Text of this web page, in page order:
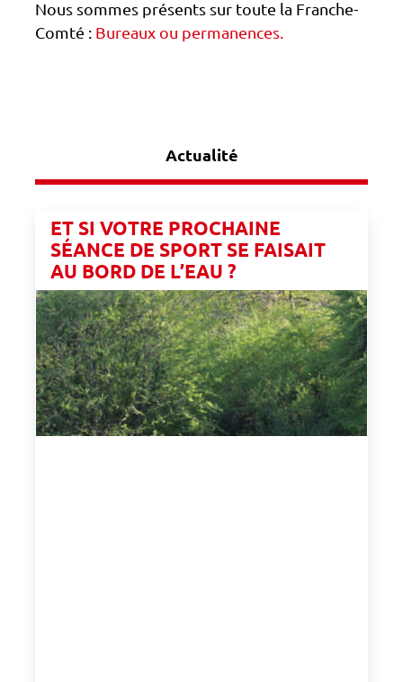
Nous sommes présents sur toute la Franche-
Comté : Bureaux ou permanences.
Actualité
ET SI VOTRE PROCHAINE
SÉANCE DE SPORT SE FAISAIT
AU BORD DE L’EAU ?